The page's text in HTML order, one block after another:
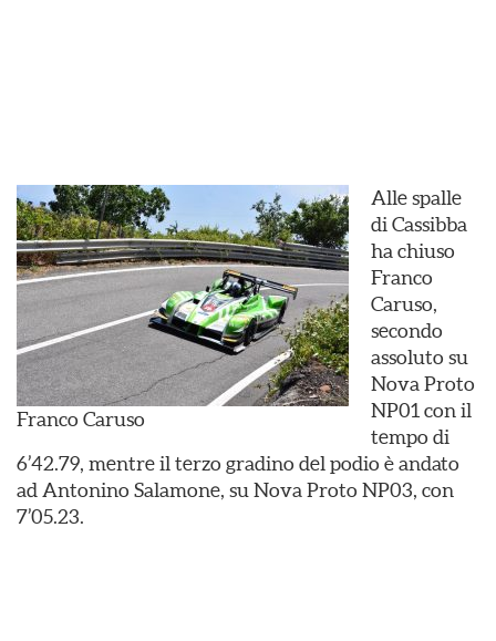
Franco Caruso
Alle spalle
di Cassibba
ha chiuso
Franco
Caruso,
secondo
assoluto su
Nova Proto
NP01 con il
tempo di
6’42.79, mentre il terzo gradino del podio è andato
ad Antonino Salamone, su Nova Proto NP03, con
7’05.23.